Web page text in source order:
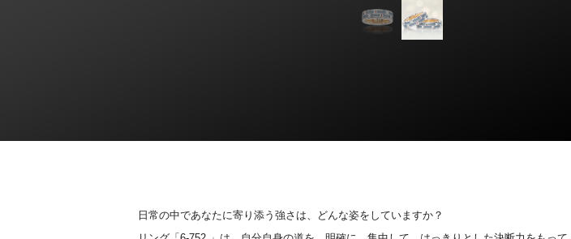
日常の中であなたに寄り添う強さは、どんな姿をしていますか？